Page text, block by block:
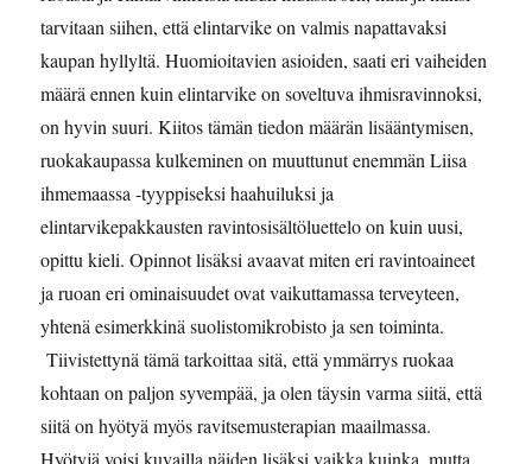
tarvitaan siihen, että elintarvike on valmis napattavaksi
kaupan hyllyltä. Huomioitavien asioiden, saati eri vaiheiden
määrä ennen kuin elintarvike on soveltuva ihmisravinnoksi,
on hyvin suuri. Kiitos tämän tiedon määrän lisääntymisen,
ruokakaupassa kulkeminen on muuttunut enemmän Liisa
ihmemaassa -tyyppiseksi haahuiluksi ja
elintarvikepakkausten ravintosisältöluettelo on kuin uusi,
opittu kieli. Opinnot lisäksi avaavat miten eri ravintoaineet
ja ruoan eri ominaisuudet ovat vaikuttamassa terveyteen,
yhtenä esimerkkinä suolistomikrobisto ja sen toiminta.
Tiivistettynä tämä tarkoittaa sitä, että ymmärrys ruokaa
kohtaan on paljon syvempää, ja olen täysin varma siitä, että
siitä on hyötyä myös ravitsemusterapian maailmassa.